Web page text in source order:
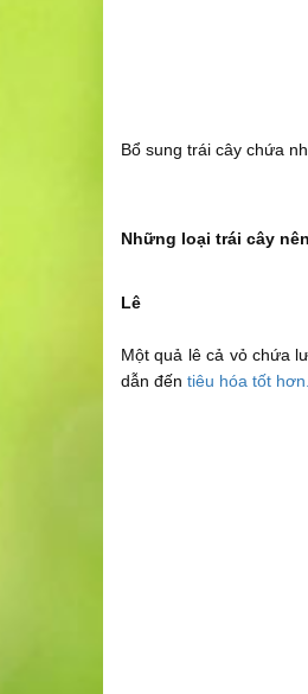
Bổ sung trái cây chứa
Những loại trái cây
Lê
Một quả lê cả vỏ chứa
dẫn đến tiêu hóa tốt hơn.